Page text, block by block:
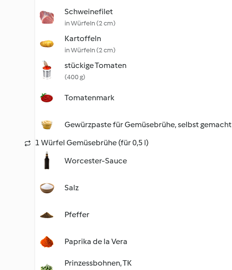
Schweinefilet
in Würfeln (2 cm)
Kartoffeln
in Würfeln (2 cm)
stückige Tomaten
(400 g)
Tomatenmark
Gewürzpaste für Gemüsebrühe, selbst gemacht
1 Würfel Gemüsebrühe (für 0,5 l)
Worcester-Sauce
Salz
Pfeffer
Paprika de la Vera
Prinzessbohnen, TK